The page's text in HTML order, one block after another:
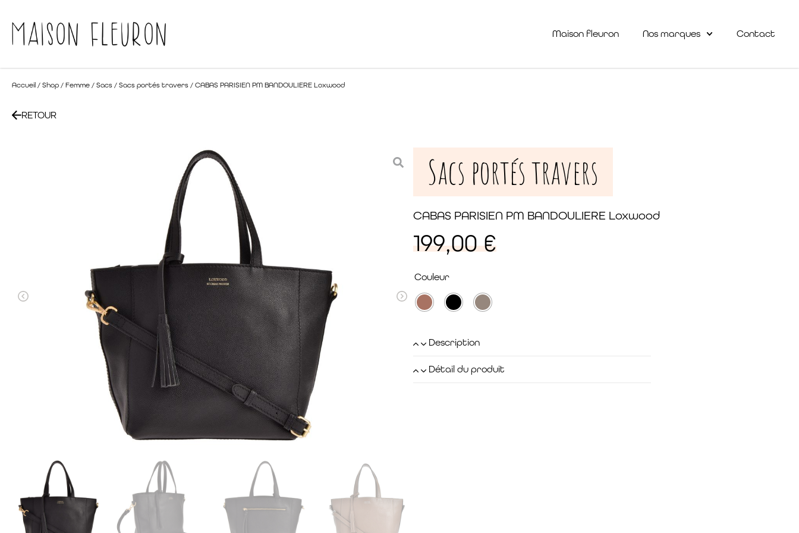
Maison fleuron Nos marques Contact
Accueil / Shop / Femme / Sacs / Sacs portés travers / CABAS PARISIEN PM BANDOULIERE Loxwood
RETOUR
Sacs portés travers
CABAS PARISIEN PM BANDOULIERE Loxwood
199,00€
Couleur
Description
Détail du produit